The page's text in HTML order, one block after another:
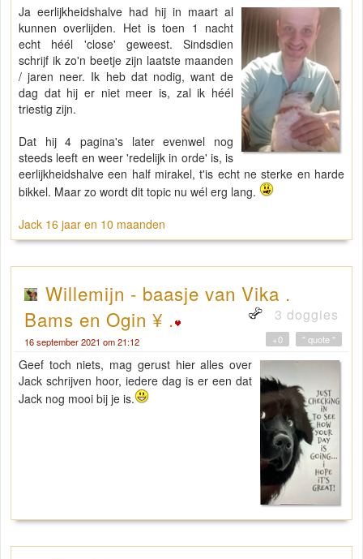
Ja eerlijkheidshalve had hij in maart al
kunnen overlijden. Het is toen 1 nacht
echt héél 'close' geweest. Sindsdien
schrijf ik zo'n beetje zijn laatste maanden
/ jaren neer. Ik heb dat nodig, want de
dag dat hij er niet meer is, zal ik héél
triestig zijn.
Dat hij 4 pagina's later evenwel nog
steeds leeft en weer 'redelijk in orde' is, is
eerlijkheidshalve een half mirakel, t'is echt ne sterke en harde
bikkel. Maar zo wordt dit topic nu wél erg lang.
Jack 16 jaar en 10 maanden
Willemijn - baasje van Vika .
Bams en Ogin ¥ .
3 doggies
16 september 2021 om 21:12 " quote "
+0
Geef toch niets, mag gerust hier alles over
Jack schrijven hoor, iedere dag is er een dat
Jack nog mooi bij je is.